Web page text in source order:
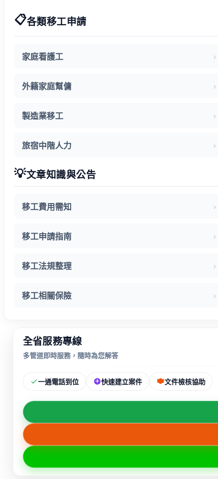
📋各類移工申請
家庭看護工
外籍家庭幫傭
製造業移工
旅宿中階人力
💡文章知識與公告
移工費用需知
移工申請指南
移工法規整理
移工相關保險
全省服務專線
多管道即時服務，隨時為您解答
一通電話到位 快速建立案件 文件檢核協助